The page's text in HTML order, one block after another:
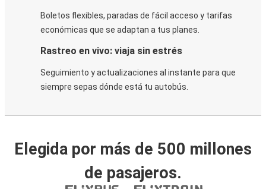
Boletos flexibles, paradas de fácil acceso y tarifas
económicas que se adaptan a tus planes.
Rastreo en vivo: viaja sin estrés
Seguimiento y actualizaciones al instante para que
siempre sepas dónde está tu autobús.
Elegida por más de 500 millones
de pasajeros.